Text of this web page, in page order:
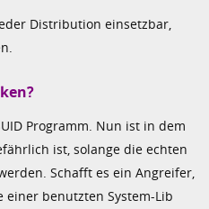
Distribution einsetzbar,
Programm. Nun ist in dem
ist, solange die echten
Schafft es ein Angreifer,
einer benutzten System-Lib